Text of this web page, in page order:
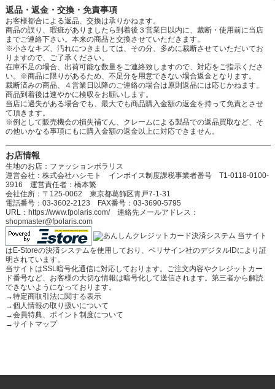
返品・返金・交換・免責事項
お客様都合による返品、交換は承りかねます。
商品の誤り、瑕疵がありましたら到着後３営業日以内に、裁断・使用前に当店
までご連絡下さい。本来の商品と交換させていただきます。
※小さなキズ、汚れにつきましては、その分、多めに裁断させていただいてお
りますので、ご了承ください。
在庫不足の場合、出荷可能な数量をご連絡致しますので、対応をご指示くださ
い。※商品に限りがあるため、不足分を用意できない場合返金となります。
裁断済みの商品、４営業日以降のご連絡の場合は原則返品には応じかねます。
商品到着後は速やかに検収をお願いします。
当店に過失がある場合でも、最大でも商品購入金額の返金を持って免責とさせ
て頂きます。
※例として販売機会の損失補てん、クレームによる製品での返品買取など、そ
の他いかなる事項にもに購入金額の返金以上に対応できません。
お店情報
生地のお店：ファッションポラリス
運営会社：株式会社ハシモト インボイス制度課税事業者番号 T1-0118-0100-
3916 運営責任者：橋本繁
会社住所：〒125-0062 東京都葛飾区青戸7-1-31
電話番号：03-3602-2123 FAX番号：03-3690-5795
URL：https://www.fpolaris.com/ 連絡先メールアドレス：
shopmaster@fpolaris.com
当サイト
はE-Storeの決済システムを使用しており、ベリサイン社のデジタルIDにより証
明されています。
当サイトはSSL暗号化通信に対応しております。ご注文内容やクレジットカー
ド番号など、お客様の大切な情報は暗号化して送信されます。第三者から解読
できないようになっております。
→特定商取引法に関する表示
→個人情報の取り扱いについて
→会員特典、ポイント制度について
→サイトマップ